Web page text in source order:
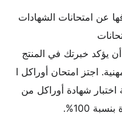
عن امتحانات الشهادات
يؤكد خبرتك في المنتج
اجتز امتحان أوراكل ا
اختبار شهادة أوراكل من